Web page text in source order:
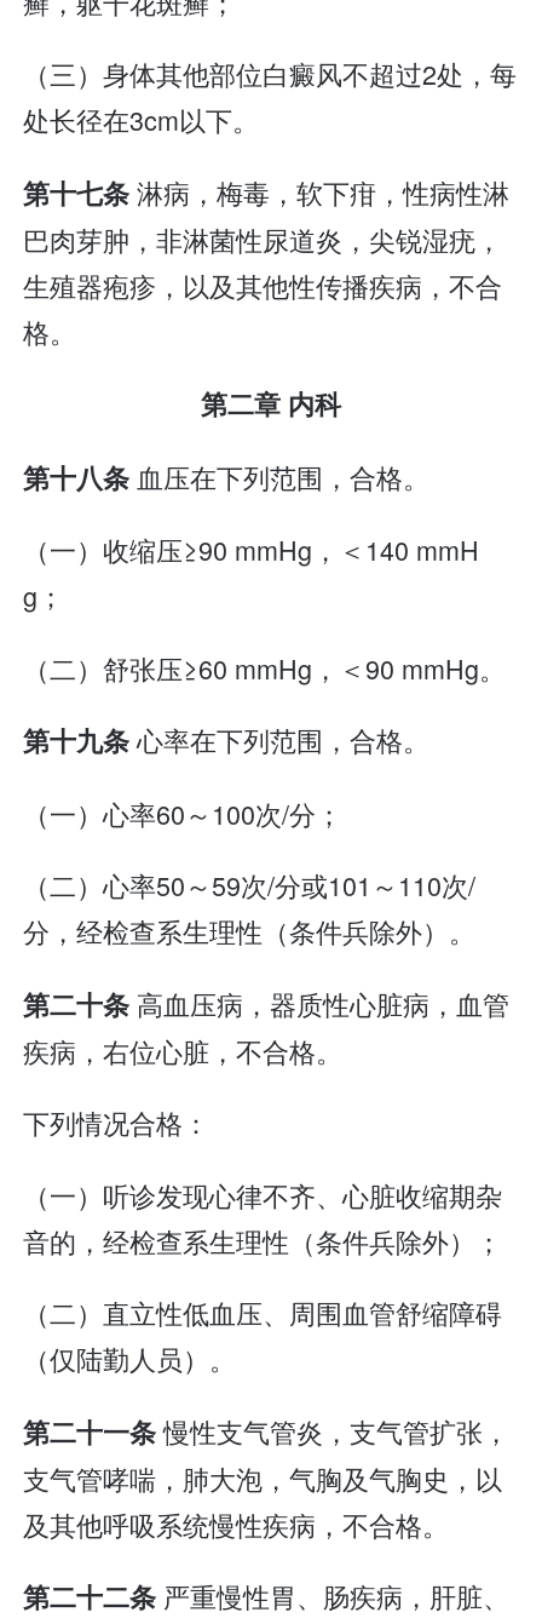
（三）身体其他部位白癜风不超过2处，每
处长径在3cm以下。
第十七条淋病，梅毒，软下疳，性病性淋
巴肉芽肿，非淋菌性尿道炎，尖锐湿疣，
生殖器疱疹，以及其他性传播疾病，不合
格。
第二章 内科
第十八条 血压在下列范围，合格。
（一）收缩压≥90 mmHg，＜140 mmH
g；
（二）舒张压≥60 mmHg，＜90 mmHg。
第十九条心率在下列范围，合格。
（一）心率60～100次/分；
（二）心率50～59次/分或101～110次/
分，经检查系生理性（条件兵除外）。
第二十条 高血压病，器质性心脏病，血管
疾病，右位心脏，不合格。
下列情况合格：
（一）听诊发现心律不齐、心脏收缩期杂
音的，经检查系生理性（条件兵除外）；
（二）直立性低血压、周围血管舒缩障碍
（仅陆勤人员）。
第二十一条慢性支气管炎，支气管扩张，
支气管哮喘，肺大泡，气胸及气胸史，以
及其他呼吸系统慢性疾病，不合格。
第二十二条 严重慢性胃、肠疾病，肝脏、